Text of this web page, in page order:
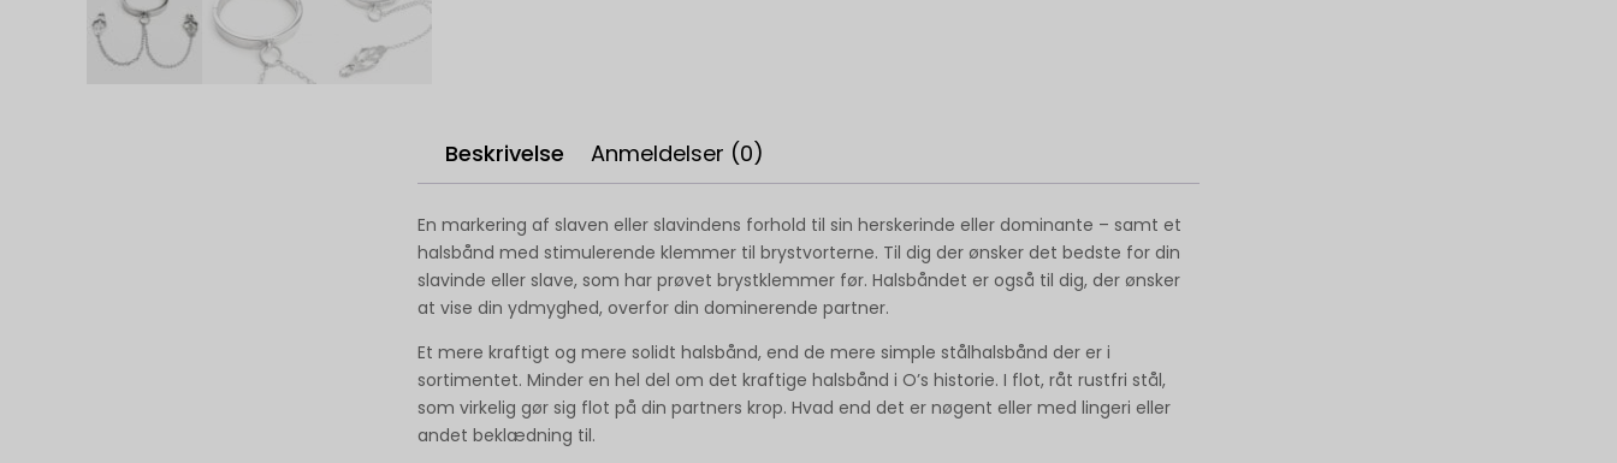
Beskrivelse Anmeldelser (0)
En markering af slaven eller slavindens forhold til sin herskerinde eller dominante – samt et
halsbånd med stimulerende klemmer til brystvorterne. Til dig der ønsker det bedste for din
slavinde eller slave, som har prøvet brystklemmer før. Halsbåndet er også til dig, der ønsker
at vise din ydmyghed, overfor din dominerende partner.
Et mere kraftigt og mere solidt halsbånd, end de mere simple stålhalsbånd der er i
sortimentet. Minder en hel del om det kraftige halsbånd i O’s historie. I flot, råt rustfri stål,
som virkelig gør sig flot på din partners krop. Hvad end det er nøgent eller med lingeri eller
andet beklædning til.